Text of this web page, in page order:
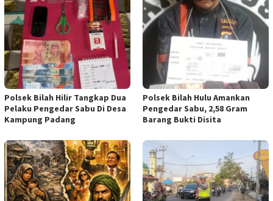
Polsek Bilah Hilir Tangkap Dua
Pelaku Pengedar Sabu Di Desa
Kampung Padang
Polsek Bilah Hulu Amankan
Pengedar Sabu, 2,58 Gram
Barang Bukti Disita